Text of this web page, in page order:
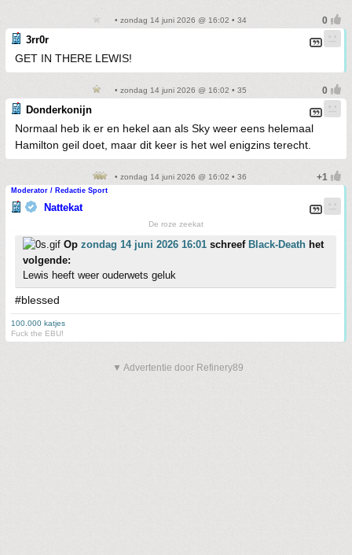
• zondag 14 juni 2026 @ 16:02 • 34
3rr0r
GET IN THERE LEWIS!
• zondag 14 juni 2026 @ 16:02 • 35
Donderkonijn
Normaal heb ik er en hekel aan als Sky weer eens helemaal
Hamilton geil doet, maar dit keer is het wel enigzins terecht.
• zondag 14 juni 2026 @ 16:02 • 36
Moderator / Redactie Sport
Nattekat
De roze zeekat
Op zondag 14 juni 2026 16:01 schreef Black-Death het
volgende:
Lewis heeft weer ouderwets geluk
#blessed
100.000 katjes
Fuck the EBU!
▼ Advertentie door Refinery89